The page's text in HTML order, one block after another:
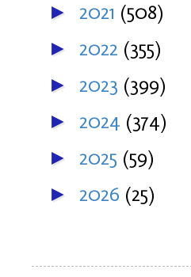
► 2021 (508)
► 2022 (355)
► 2023 (399)
► 2024 (374)
► 2025 (59)
► 2026 (25)